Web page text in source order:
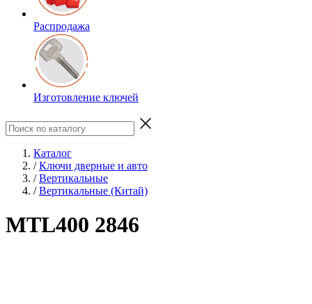
Распродажа
Изготовление ключей
Каталог
/ Ключи дверные и авто
/ Вертикальные
/ Вертикальные (Китай)
MTL400 2846